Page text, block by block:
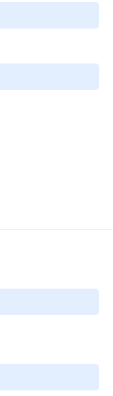
ました。
化を掲げ、